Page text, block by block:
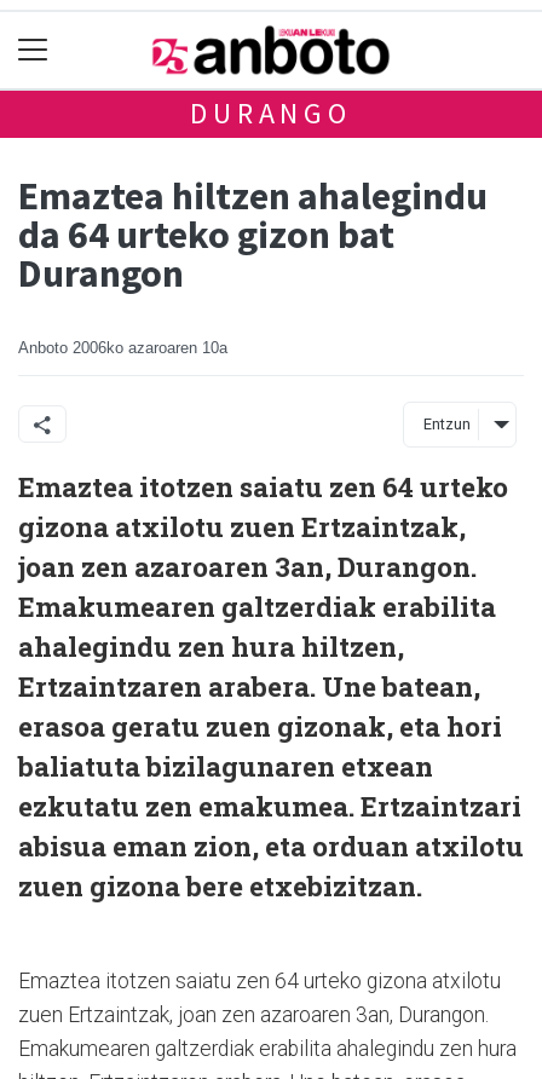
DURANGO
Emaztea hiltzen ahalegindu
da 64 urteko gizon bat
Durangon
Anboto 2006ko azaroaren 10a
Entzun
Emaztea itotzen saiatu zen 64 urteko
gizona atxilotu zuen Ertzaintzak,
joan zen azaroaren 3an, Durangon.
Emakumearen galtzerdiak erabilita
ahalegindu zen hura hiltzen,
Ertzaintzaren arabera. Une batean,
erasoa geratu zuen gizonak, eta hori
baliatuta bizilagunaren etxean
ezkutatu zen emakumea. Ertzaintzari
abisua eman zion, eta orduan atxilotu
zuen gizona bere etxebizitzan.
Emaztea itotzen saiatu zen 64 urteko gizona atxilotu
zuen Ertzaintzak, joan zen azaroaren 3an, Durangon.
Emakumearen galtzerdiak erabilita ahalegindu zen hura